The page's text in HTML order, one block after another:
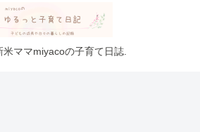
ママmiyacoの子育て日誌.